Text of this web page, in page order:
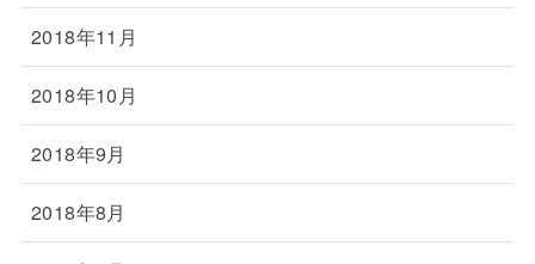
2018年11月
2018年10月
2018年9月
2018年8月